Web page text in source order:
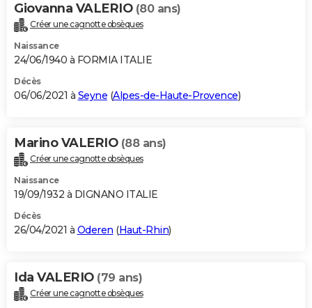
Giovanna VALERIO (80 ans)
Créer une cagnotte obsèques
Naissance
24/06/1940 à FORMIA ITALIE
Décès
06/06/2021 à Seyne (Alpes-de-Haute-Provence)
Marino VALERIO (88 ans)
Créer une cagnotte obsèques
Naissance
19/09/1932 à DIGNANO ITALIE
Décès
26/04/2021 à Oderen (Haut-Rhin)
Ida VALERIO (79 ans)
Créer une cagnotte obsèques